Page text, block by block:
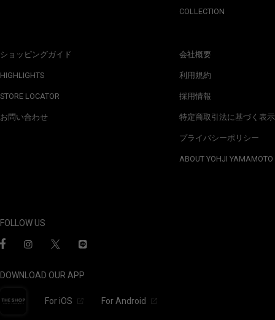
ショッピングガイド
HIGHLIGHTS
STORE LOCATOR
お問い合わせ
COLLECTION
会社概要
利用規約
採用情報
特定商取引法に基づく表示
プライバシーポリシー
ABOUT YOHJI YAMAMOTO
FOLLOW US
DOWNLOAD OUR APP
For iOS For Android